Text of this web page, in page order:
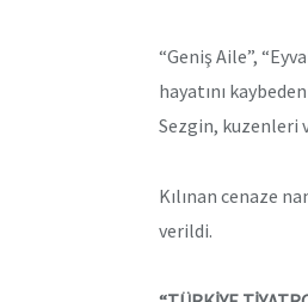
“Geniş Aile”,
hayatını
Sezgin, kuzenleri
Kılınan cenaze
verildi.